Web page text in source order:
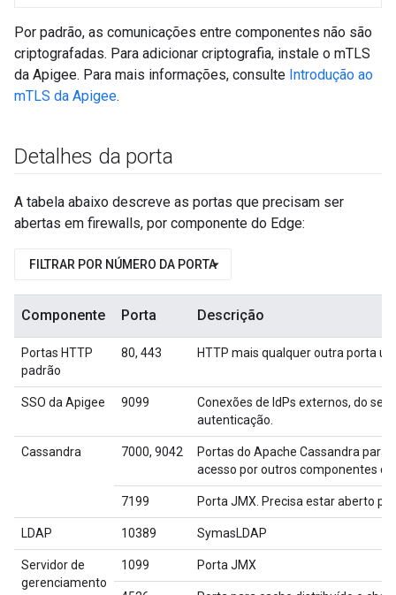
Por padrão, as comunicações entre componentes não são
criptografadas. Para adicionar criptografia, instale o mTLS
da Apigee. Para mais informações, consulte Introdução ao
mTLS da Apigee.
Detalhes da porta
A tabela abaixo descreve as portas que precisam ser
abertas em firewalls, por componente do Edge:
FILTRAR POR NÚMERO DA PORTA
Componente Porta Descrição
Portas HTTP
padrão
80, 443 HTTP mais qualquer outra porta
SSO da Apigee 9099
Conexões de IdPs externos, do
autenticação.
Cassandra 7000, 9042
Portas do Apache Cassandra para
acesso por outros componentes do
7199 Porta JMX. Precisa estar aberto
LDAP 10389 SymasLDAP
Servidor de
gerenciamento
1099 Porta JMX